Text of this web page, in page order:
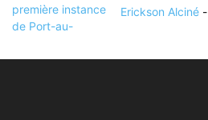
Erickson Alciné -